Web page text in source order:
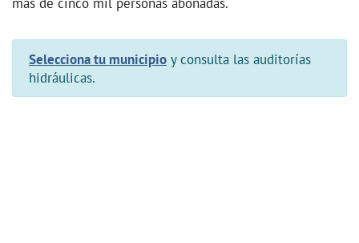
Selecciona tu municipio y consulta las auditorías
hidráulicas.